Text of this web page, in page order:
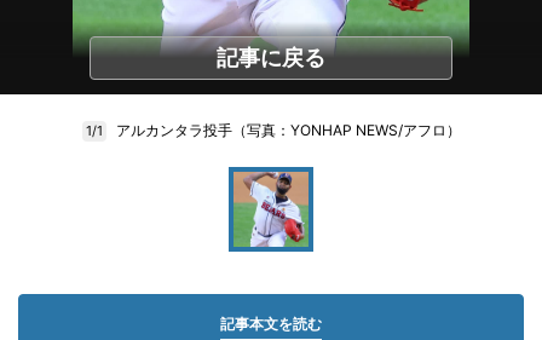
記事に戻る
1/1 アルカンタラ投手（写真：YONHAP NEWS/アフロ）
記事本文を読む